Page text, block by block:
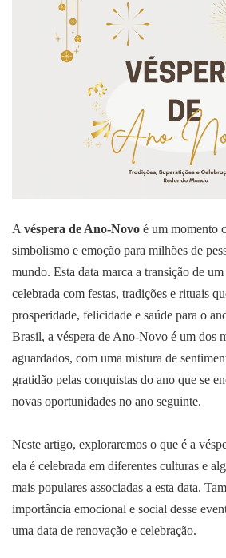
Avéspera de Ano-Novo é um momento
simbolismo e emoção para milhões de
mundo. Esta data marca a transição de
celebrada com festas, tradições e rituais
prosperidade, felicidade e saúde para o
Brasil, a véspera de Ano-Novo é um dos
aguardados, com uma mistura de
gratidão pelas conquistas do ano que se
novas oportunidades no ano seguinte.
Neste artigo, exploraremos o que é a
ela é celebrada em diferentes culturas e
mais populares associadas a esta data.
importância emocional e social desse
uma data de renovação e celebração.